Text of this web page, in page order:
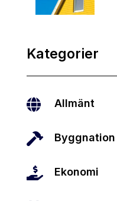
Kategorier
 Allmänt
 Byggnation
 Ekonomi